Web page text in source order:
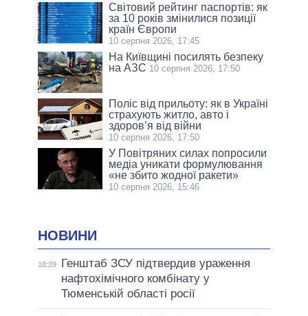
Світовий рейтинг паспортів: як
за 10 років змінилися позиції
країн Європи
10 серпня 2026, 17:45
На Київщині посилять безпеку
на АЗС 10 серпня 2026, 17:50
Поліс від прильоту: як в Україні
страхують житло, авто і
здоров’я від війни
10 серпня 2026, 17:50
У Повітряних силах попросили
медіа уникати формулювання
«не збито жодної ракети»
10 серпня 2026, 15:46
НОВИНИ
18:39
Генштаб ЗСУ підтвердив ураження
нафтохімічного комбінату у
Тюменській області росії